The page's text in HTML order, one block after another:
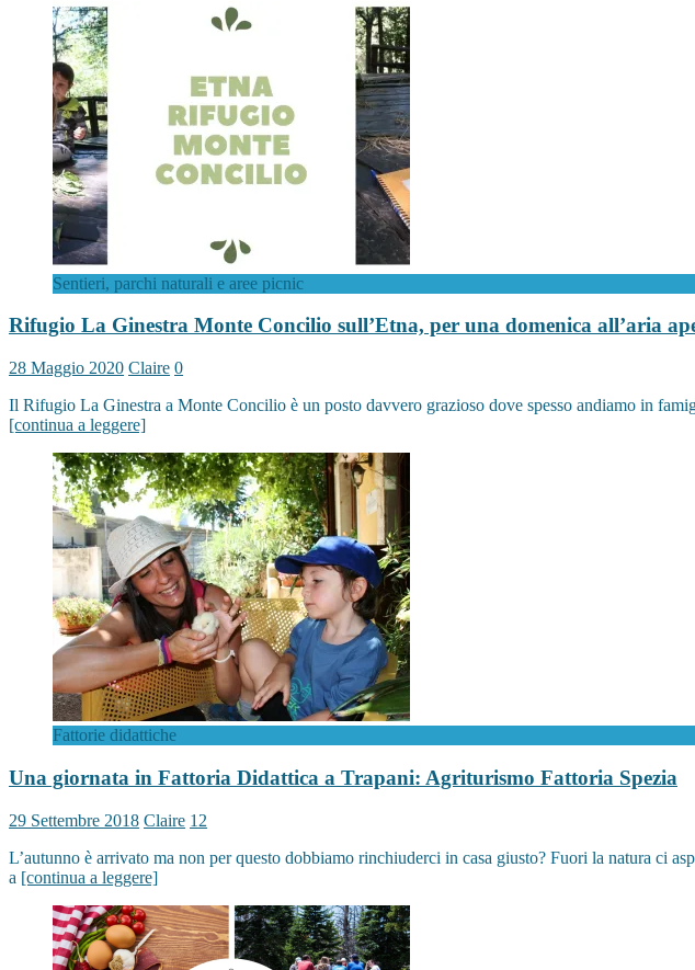
Sentieri, parchi naturali e aree picnic
Rifugio La Ginestra Monte Concilio sull’Etna, per una domenica all’aria
28 Maggio 2020 Claire 0
Il Rifugio La Ginestra a Monte Concilio è un posto davvero grazioso dove spesso andiamo in
[continua a leggere]
Fattorie didattiche
Una giornata in Fattoria Didattica a Trapani: Agriturismo Fattoria Spezia
29 Settembre 2018 Claire 12
L’autunno è arrivato ma non per questo dobbiamo rinchiuderci in casa giusto? Fuori la natura ci
a [continua a leggere]